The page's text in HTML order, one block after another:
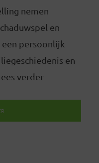
nemen
en
persoonlijk
en
verder